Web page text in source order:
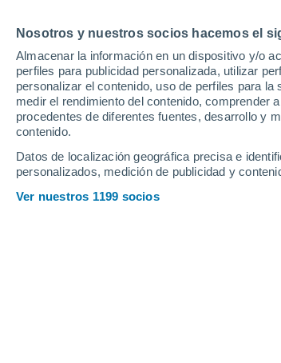
Nosotros y nuestros socios hacemos el
Almacenar la información en un dispositivo y/o
perfiles para publicidad personalizada, utilizar
personalizar el contenido, uso de perfiles para
medir el rendimiento del contenido, comprender
procedentes de diferentes fuentes, desarrollo y
contenido.
Datos de localización geográfica precisa e
personalizados, medición de publicidad y
Ver nuestros 1199 socios
Remontes
Webcams en Cerný Dul